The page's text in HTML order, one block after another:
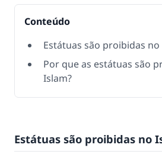
Conteúdo
Estátuas são proibidas no
Por que as estátuas são
Islam?
Estátuas são proibidas no